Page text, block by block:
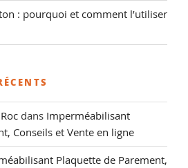
: pourquoi et comment l’utiliser
dans Imperméabilisant
Conseils et Vente en ligne
Plaquette de Parement,